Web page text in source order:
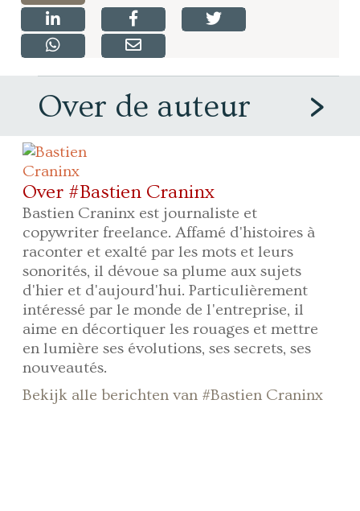
Over de auteur
Over #Bastien Craninx
Bastien Craninx est journaliste et
copywriter freelance. Affamé d'histoires à
raconter et exalté par les mots et leurs
sonorités, il dévoue sa plume aux sujets
d'hier et d'aujourd'hui. Particulièrement
intéressé par le monde de l'entreprise, il
aime en décortiquer les rouages et mettre
en lumière ses évolutions, ses secrets, ses
nouveautés.
Bekijk alle berichten van #Bastien Craninx